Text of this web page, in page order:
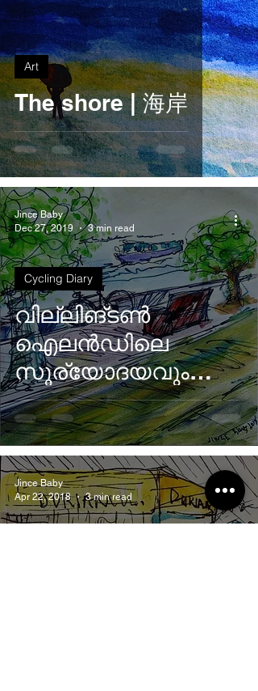
The shore | 海岸
Art
വില്ലിങ്ടൺ
ഐലൻഡിലെ
സൂര്യോദയവും
പൂർണ ചന്ദ്രനും
മൺസൂൺ മഴയും...
Cycling Diary
Jince Baby
Dec 27, 2019
3 min read
Jince Baby
Apr 22, 2018
3 min read